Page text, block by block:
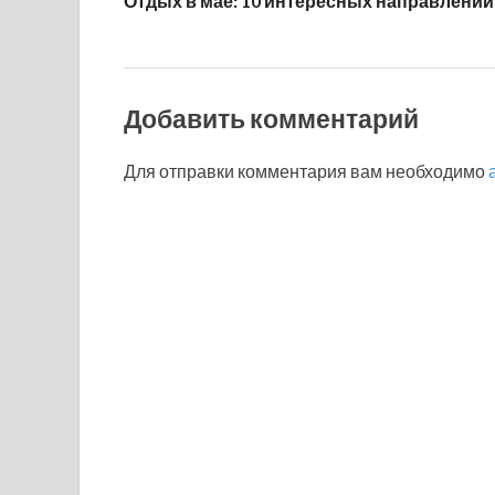
Добавить комментарий
Для отправки комментария вам необходимо